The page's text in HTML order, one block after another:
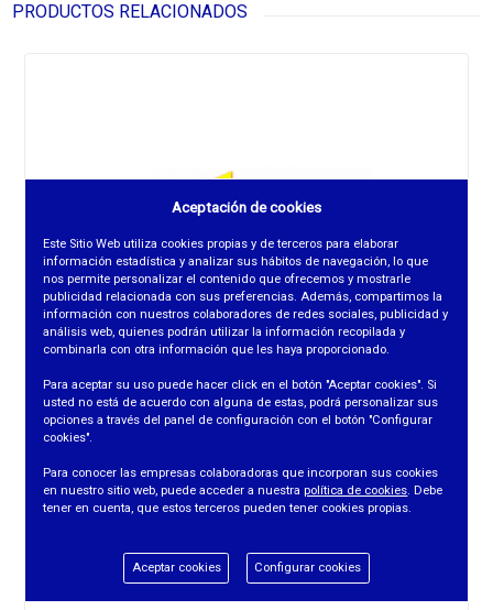
PRODUCTOS RELACIONADOS
Aceptación de cookies
Este Sitio Web utiliza cookies propias y de terceros para elaborar
información estadística y analizar sus hábitos de navegación, lo que
nos permite personalizar el contenido que ofrecemos y mostrarle
publicidad relacionada con sus preferencias. Además, compartimos la
información con nuestros colaboradores de redes sociales, publicidad y
análisis web, quienes podrán utilizar la información recopilada y
combinarla con otra información que les haya proporcionado.
Para aceptar su uso puede hacer click en el botón "Aceptar cookies". Si
usted no está de acuerdo con alguna de estas, podrá personalizar sus
opciones a través del panel de configuración con el botón "Configurar
cookies".
Para conocer las empresas colaboradoras que incorporan sus cookies
en nuestro sitio web, puede acceder a nuestra política de cookies. Debe
tener en cuenta, que estos terceros pueden tener cookies propias.
Aceptar cookies Configurar cookies